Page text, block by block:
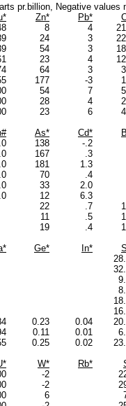
pr.billion, Negative values
Zn* Pb*
8 4
24 3
54 3
23 4
64 3
177 -3
54 7
28 4
23 6
As* Cd*
138
-.2
167
.3
181
1.3
70
.4
33
2.0
12
6.3
22 .7
11 .5
19 .4
Ge* In*
0.23 0.04
0.11 0.01
0.25 0.02
W* Rb*
-2
-2
6